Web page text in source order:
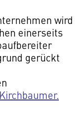
wird
einerseits
gerückt